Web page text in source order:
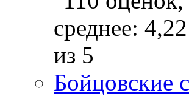
Бойцовские